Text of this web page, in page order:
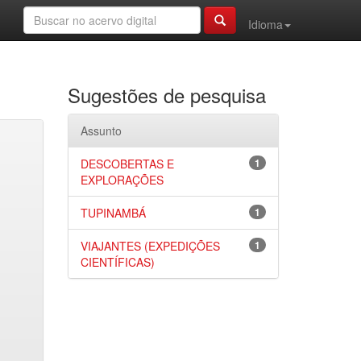
Idioma
Sugestões de pesquisa
Assunto
1
DESCOBERTAS E
EXPLORAÇÕES
1
TUPINAMBÁ
1
VIAJANTES (EXPEDIÇÕES
CIENTÍFICAS)